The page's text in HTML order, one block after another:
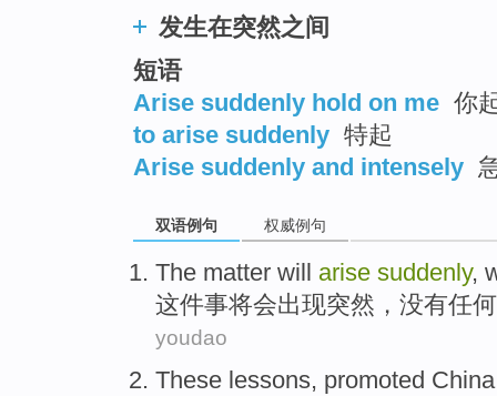
发生在突然之间
短语
Arise suddenly hold on me 你
to arise suddenly 特起
Arise suddenly and intensely
双语例句 权威例句
The matter will arise suddenly,
这件事将会出现突然 ， 没有任
youdao
These lessons, promoted China